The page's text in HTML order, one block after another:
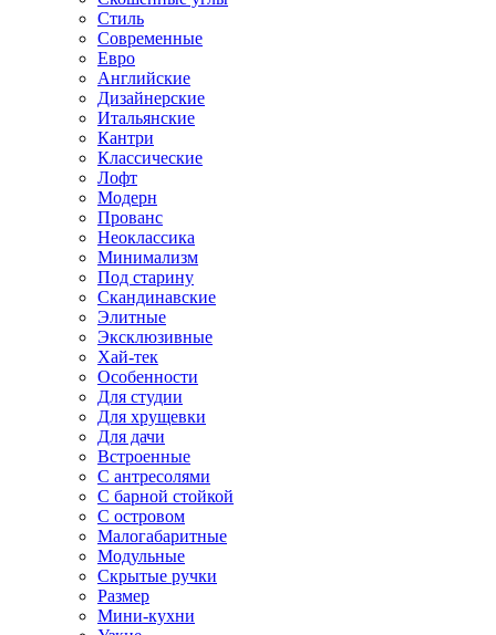
Стиль
Современные
Евро
Английские
Дизайнерские
Итальянские
Кантри
Классические
Лофт
Модерн
Прованс
Неоклассика
Минимализм
Под старину
Скандинавские
Элитные
Эксклюзивные
Хай-тек
Особенности
Для студии
Для хрущевки
Для дачи
Встроенные
С антресолями
С барной стойкой
С островом
Малогабаритные
Модульные
Скрытые ручки
Размер
Мини-кухни